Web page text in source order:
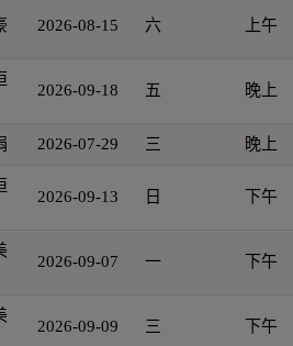
2026-08-15 六 上午
2026-09-18 五 晚上
2026-07-29 三 晚上
2026-09-13 日 下午
2026-09-07 一 下午
2026-09-09 三 下午